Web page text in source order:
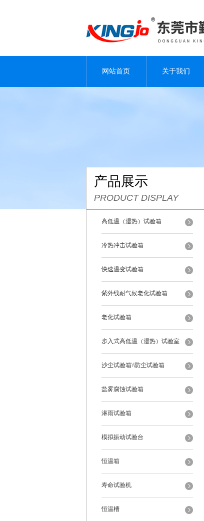
网站首页 关于我们
产品展示
PRODUCT DISPLAY
高低温（湿热）试验箱
冷热冲击试验箱
快速温变试验箱
紫外线耐气候老化试验箱
老化试验箱
步入式高低温（湿热）试验室
沙尘试验箱\\防尘试验箱
盐雾腐蚀试验箱
淋雨试验箱
模拟振动试验台
恒温箱
寿命试验机
恒温槽